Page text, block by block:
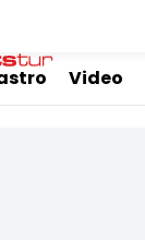
Video